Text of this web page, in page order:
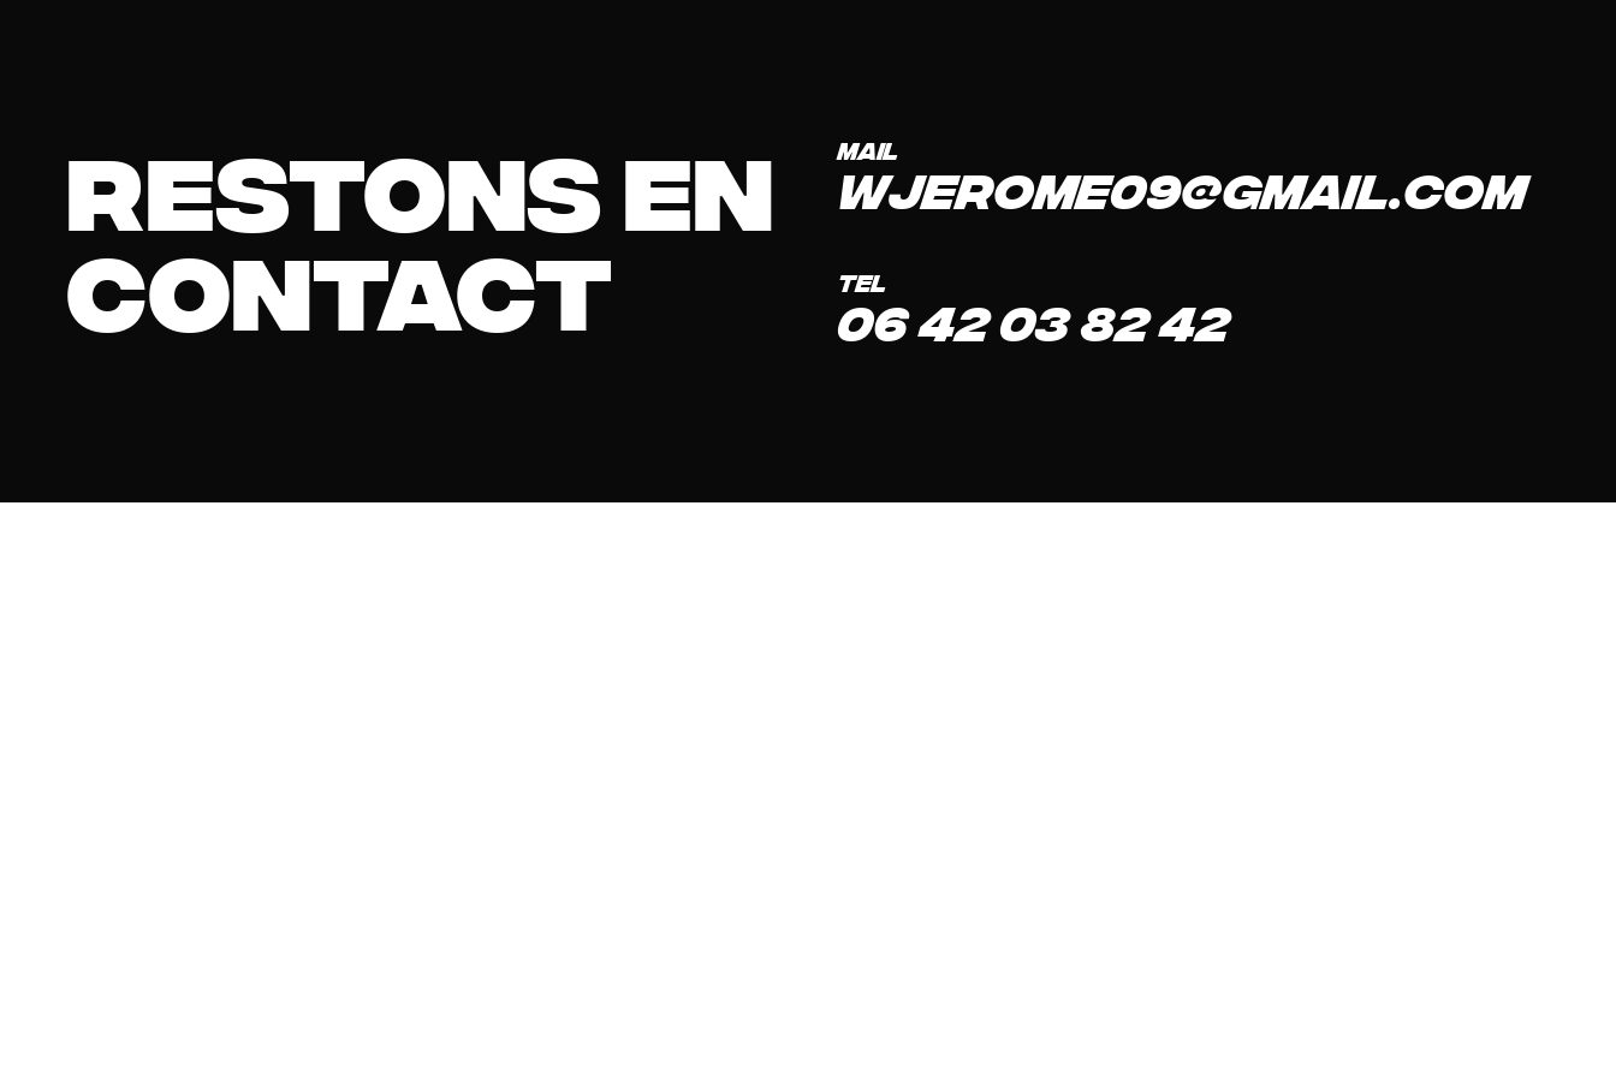
restons en
contact
mail
wjerome09@gmail.com
tel
06 42 03 82 42